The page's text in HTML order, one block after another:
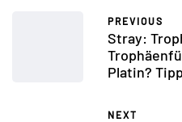
PREVIOUS
Stray:
Platin?
NEXT